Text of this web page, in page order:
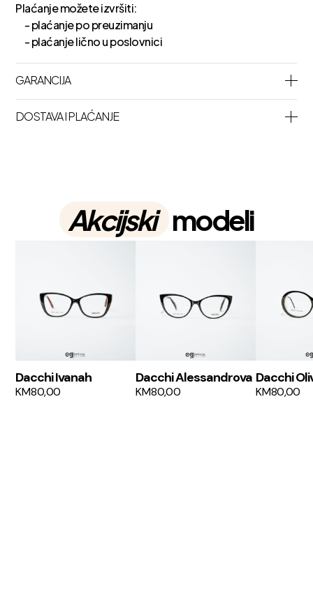
Plaćanje možete izvršiti:
- plaćanje po preuzimanju
- plaćanje lično u poslovnici
GARANCIJA
DOSTAVA I PLAĆANJE
Akcijski modeli
Dacchi Ivanah
KM80,00
Dacchi Alessandrova
KM80,00
Dacchi
KM80,00